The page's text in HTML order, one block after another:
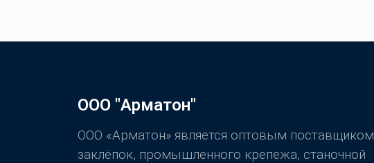
ООО "Арматон"
ООО «Арматон» является оптовым поставщиком
заклёпок, промышленного крепежа, станочной